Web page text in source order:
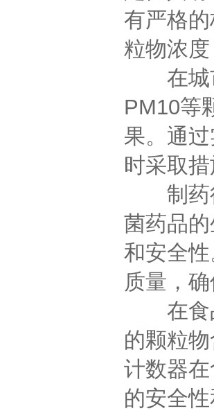
有严格
粒物浓
在城市
PM10等
果。通
时采取
制药行
菌药品
和安全
质量，
在食品
的颗粒
计数器
的安全